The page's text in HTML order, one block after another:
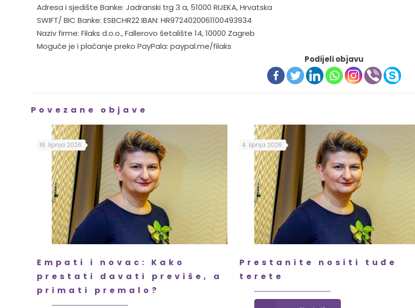
Adresa i sjedište Banke: Jadranski trg 3 a, 51000 RIJEKA, Hrvatska
SWIFT/ BIC Banke: ESBCHR22 IBAN: HR9724020061100493934
Naziv firme: Filaks d.o.o., Fallerovo šetalište 14, 10000 Zagreb
Moguće je i plaćanje preko PayPala: paypal.me/filaks
Podijeli objavu
Povezane objave
16. lipnja 2026.
Empati i novac: Kako
prestati davati previše, a
primati premalo?
4. lipnja 2026.
Prestanite nositi tuđe
terete